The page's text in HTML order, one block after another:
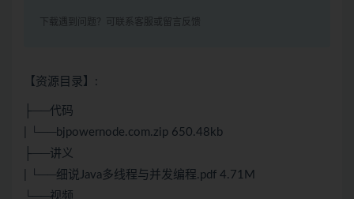
下载遇到问题？可联系客服或留言反馈
【资源目录】:
├──代码
| └──bjpowernode.com.zip 650.48kb
├──讲义
| └──细说Java多线程与并发编程.pdf 4.71M
└──视频